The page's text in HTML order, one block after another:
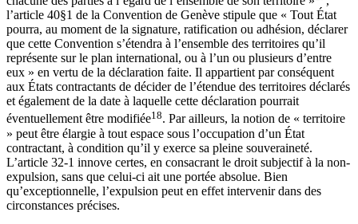
l’article 40§1 de la Convention de Genève stipule que « Tout État
pourra, au moment de la signature, ratification ou adhésion, déclarer
que cette Convention s’étendra à l’ensemble des territoires qu’il
représente sur le plan international, ou à l’un ou plusieurs d’entre
eux » en vertu de la déclaration faite. Il appartient par conséquent
aux États contractants de décider de l’étendue des territoires déclarés
et également de la date à laquelle cette déclaration pourrait
éventuellement être modifiée18. Par ailleurs, la notion de « territoire
» peut être élargie à tout espace sous l’occupation d’un État
contractant, à condition qu’il y exerce sa pleine souveraineté.
L’article 32-1 innove certes, en consacrant le droit subjectif à la non-
expulsion, sans que celui-ci ait une portée absolue. Bien
qu’exceptionnelle, l’expulsion peut en effet intervenir dans des
circonstances précises.